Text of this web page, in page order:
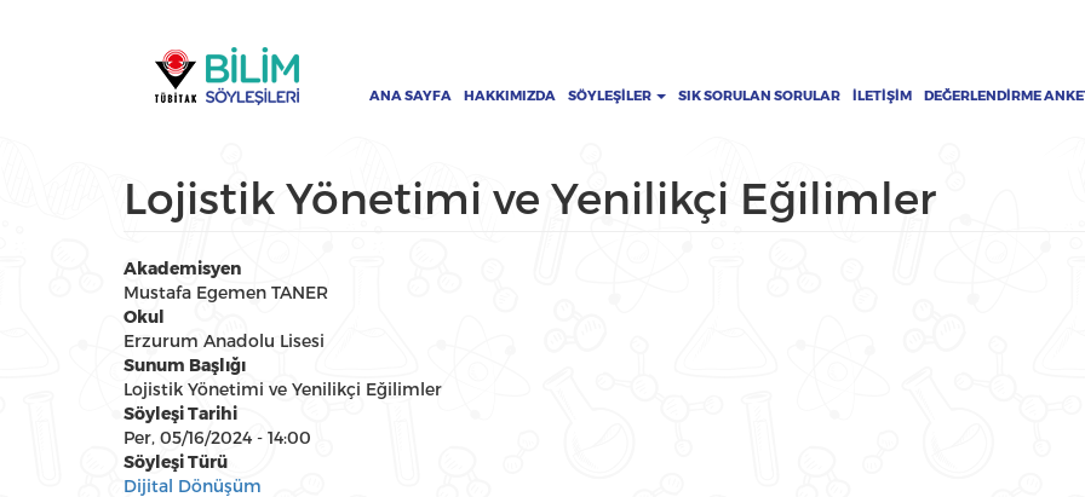
gezinti
menüsü
ANA SAYFA HAKKIMIZDA SÖYLEŞILER SIK SORULAN SORULAR İLETIŞIM DEĞERLENDIRME
Lojistik Yönetimi ve Yenilikçi Eğilimler
Akademisyen
Mustafa Egemen TANER
Okul
Erzurum Anadolu Lisesi
Sunum Başlığı
Lojistik Yönetimi ve Yenilikçi Eğilimler
Söyleşi Tarihi
Per, 05/16/2024 - 14:00
Söyleşi Türü
Dijital Dönüşüm